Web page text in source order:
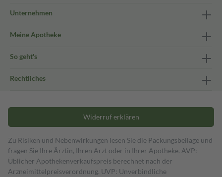
Unternehmen
Meine Apotheke
So geht's
Rechtliches
Widerruf erklären
Zu Risiken und Nebenwirkungen lesen Sie die Packungsbeilage und
fragen Sie Ihre Ärztin, Ihren Arzt oder in Ihrer Apotheke. AVP:
Üblicher Apothekenverkaufspreis berechnet nach der
Arzneimittelpreisverordnung. UVP: Unverbindliche